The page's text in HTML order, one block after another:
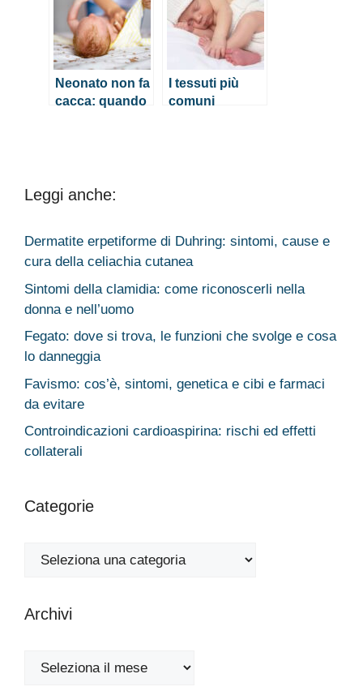
preoccuparsi?
Neonato non fa
cacca: quando
I tessuti più
comuni
Leggi anche:
Dermatite erpetiforme di Duhring: sintomi, cause e
cura della celiachia cutanea
Sintomi della clamidia: come riconoscerli nella
donna e nell’uomo
Fegato: dove si trova, le funzioni che svolge e cosa
lo danneggia
Favismo: cos’è, sintomi, genetica e cibi e farmaci
da evitare
Controindicazioni cardioaspirina: rischi ed effetti
collaterali
Categorie
Categorie
Archivi
Archivi